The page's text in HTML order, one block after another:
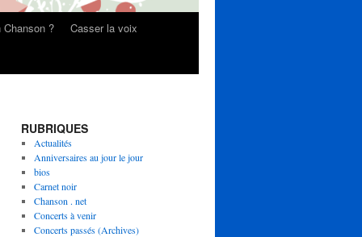
?
Casser la voix
RUBRIQUES
Actualités
Anniversaires au jour le jour
bios
Carnet noir
Chanson . net
Concerts à venir
Concerts passés (Archives)